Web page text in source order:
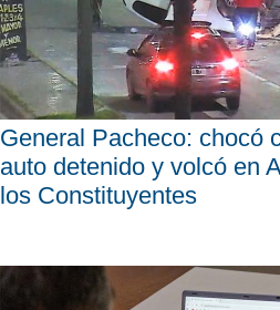
General Pacheco: chocó
auto detenido y volcó en
los Constituyentes